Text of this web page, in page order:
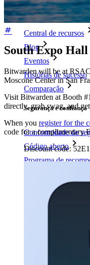
Biblioteca de recursos
Central de recursos
Blog
Eventos
Histórias de sucesso
Comparação
Segurança e confiança
Conformidade de
Código aberto
Programa de
Whitepaper de
Treinamento
South Expo
Bitwarden will be at
Moscone Center in San
Visit Bitwarden at Booth
directly, grab swag, and
When you register for the
code for a complimentary
Discount code: